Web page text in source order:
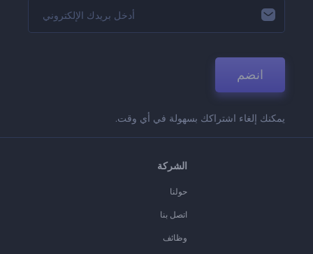
انضم
يمكنك إلغاء اشتراكك بسهولة في أي وقت.
الشركة
حولنا
اتصل بنا
وظائف